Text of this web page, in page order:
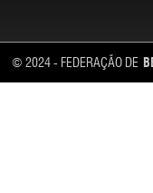
© 2024 - FEDERAÇÃO DE